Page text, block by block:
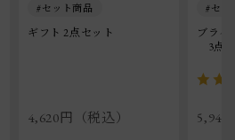
セット商品
ギフト 2点セット
4,620円（税込）
セッ
ブライ
3点
5,940